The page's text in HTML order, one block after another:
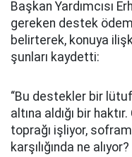
Başkan Yardımcısı
gereken destek
belirterek, konuya
şunları kaydetti:
“Bu destekler bir lütuf
altına aldığı bir
toprağı işliyor,
karşılığında ne